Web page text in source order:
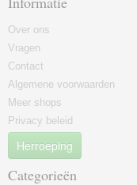
Over ons
Vragen
Contact
Algemene voorwaarden
Meer shops
Privacy beleid
Herroeping
Categorieën